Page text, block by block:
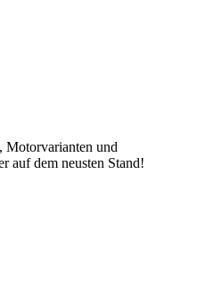
Motorvarianten und
auf dem neusten Stand!